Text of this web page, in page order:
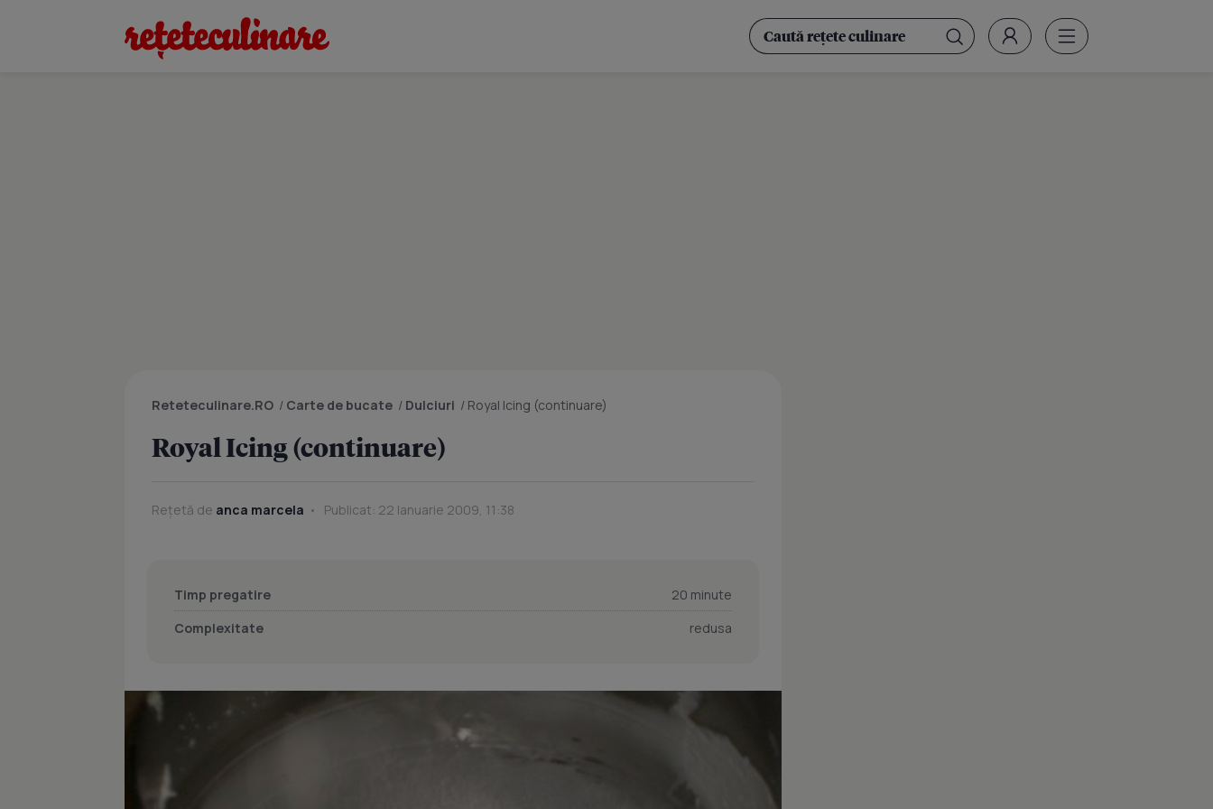
Reteteculinare.RO / Carte de bucate / Dulciuri / Royal Icing (continuare)
Royal Icing (continuare)
Rețetă de anca marcela Publicat: 22 Ianuarie 2009, 11:38
Timp pregatire
20 minute
Complexitate
redusa